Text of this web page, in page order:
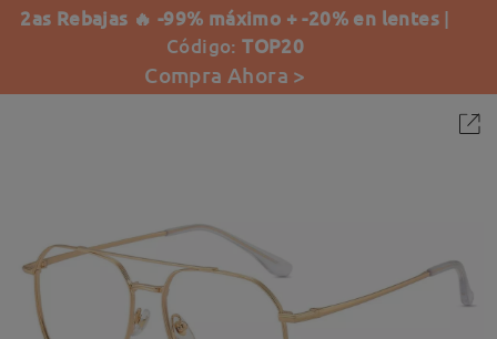
2as Rebajas 🔥 -99% máximo + -20% en lentes |
Código:TOP20
Compra Ahora >